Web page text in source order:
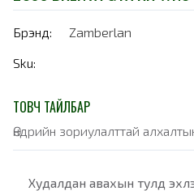
Брэнд:
Zamberlan
Sku:
ТОВЧ ТАЙЛБАР
Өндрийн зориулалттай
Худалдан авахын тулд